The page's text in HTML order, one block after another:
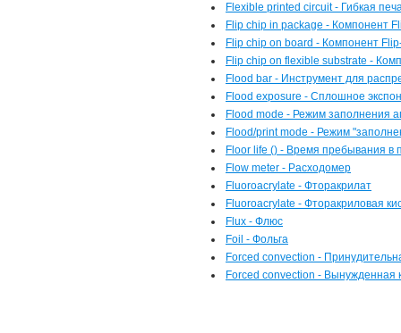
Flexible printed circuit - Гибкая
Flip chip in package - Компонент
Flip chip on board - Компонент
Flip chip on flexible substrate -
Flood bar - Инструмент для
Flood exposure - Сплошное
Flood mode - Режим заполнения
Flood/print mode - Режим
Floor life () - Время пребывания в
Flow meter - Расходомер
Fluoroacrylate - Фторакрилат
Fluoroacrylate - Фторакриловая
Flux - Флюс
Foil - Фольга
Forced convection -
Forced convection - Вынужденная